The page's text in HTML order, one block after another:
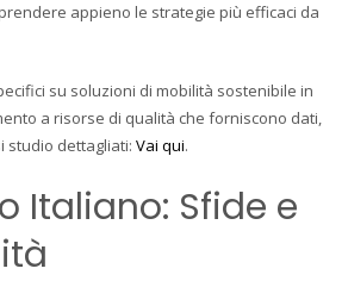
appieno le strategie più efficaci da
su soluzioni di mobilità sostenibile in
a risorse di qualità che forniscono dati,
studio dettagliati: Vai qui.
Italiano: Sfide e